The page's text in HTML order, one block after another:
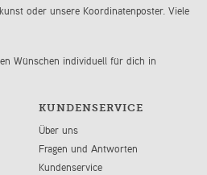
oder unsere Koordinatenposter. Viele
Wünschen individuell für dich in
KUNDENSERVICE
Über uns
Fragen und Antworten
Kundenservice